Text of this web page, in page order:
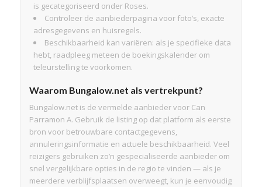
is gecategoriseerd onder Roses.
Controleer de aanbiederpagina voor foto’s, exacte
adresgegevens en huisregels.
Beschikbaarheid kan variëren: als je specifieke data
hebt, raadpleeg meteen de boekingskalender om
teleurstelling te voorkomen.
Waarom Bungalow.net als vertrekpunt?
Bungalow.net is de vermelde aanbieder voor Can
Parramon A. Gebruik de listing op dat platform als eerste
bron voor betrouwbare contactgegevens,
annuleringsinformatie en actuele beschikbaarheid. Veel
reizigers gebruiken zo’n gespecialiseerde aanbieder om
snel vergelijkbare opties in de regio te vinden — als je
meerdere verblijfsplaatsen overweegt, kun je eenvoudig